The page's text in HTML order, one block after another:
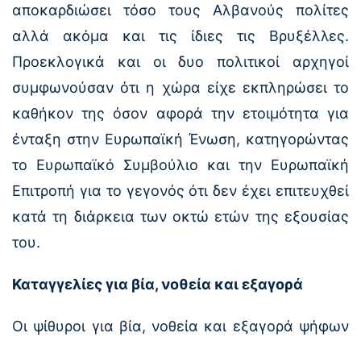
αποκαρδιώσει τόσο τους Αλβανούς πολίτες
αλλά ακόμα και τις ίδιες τις Βρυξέλλες.
Προεκλογικά και οι δυο πολιτικοί αρχηγοί
συμφωνούσαν ότι η χώρα είχε εκπληρώσει το
καθήκον της όσον αφορά την ετοιμότητα για
ένταξη στην Ευρωπαϊκή Ένωση, κατηγορώντας
το Ευρωπαϊκό Συμβούλιο και την Ευρωπαϊκή
Επιτροπή για το γεγονός ότι δεν έχει επιτευχθεί
κατά τη διάρκεια των οκτώ ετών της εξουσίας
του.
Καταγγελίες για βία, νοθεία και εξαγορά
Οι ψίθυροι για βία, νοθεία και εξαγορά ψήφων